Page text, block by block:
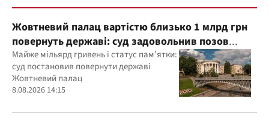
Жовтневий палац вартістю близько 1 млрд грн
повернуть державі: суд задовольнив позов
прокуратури
Майже мільярд гривень і статус пам’ятки:
суд постановив повернути державі
Жовтневий палац
8.08.2026 14:15